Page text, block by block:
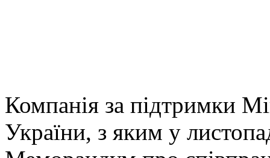
Компанія за підтримки
України, з яким у